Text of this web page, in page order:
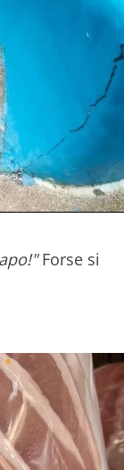
Forse si